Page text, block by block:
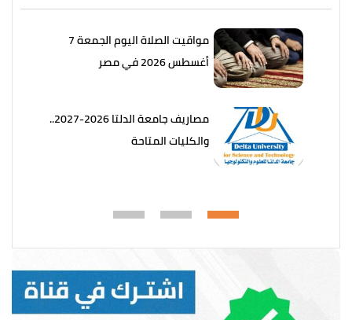
مواقيت الصلاة اليوم الجمعة 7
أغسطس 2026 في مصر
مصاريف جامعة الدلتا 2026-2027..
والكليات المتاحة